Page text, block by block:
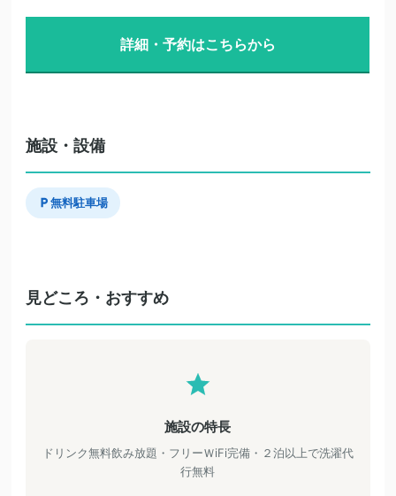
詳細・予約はこちらから
施設・設備
無料駐車場
見どころ・おすすめ
施設の特長
ドリンク無料飲み放題・フリーＷiFi完備・２泊以上で洗濯代
行無料